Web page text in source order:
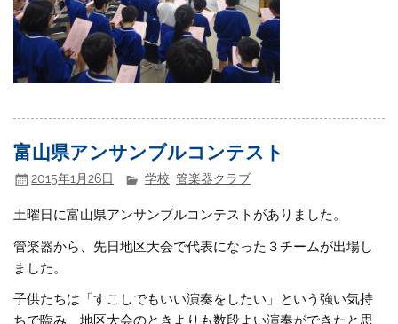
富山県アンサンブルコンテスト
2015年1月26日 学校,管楽器クラブ
土曜日に富山県アンサンブルコンテストがありました。
管楽器から、先日地区大会で代表になった３チームが出場し
ました。
子供たちは「すこしでもいい演奏をしたい」という強い気持
ちで臨み、地区大会のときよりも数段よい演奏ができたと思